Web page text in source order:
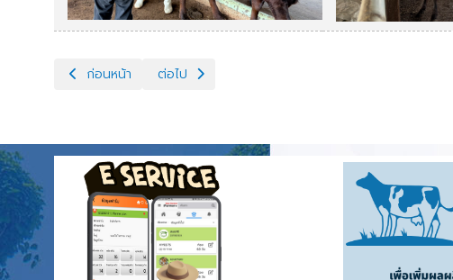
เนื้อหาก่อนหน้า: โครงการสร้างโคเนื้อคุณภาพสูง (Thai Black DLD)
ก่อนหน้า เนื้อหาถัดไป: ผอ.สินชัย วิโรจน์วุฒิกุล เข้าเยี่ยมและตร
ต่อไป